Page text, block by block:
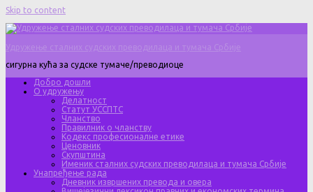
Skip to content
Удружење сталних судских преводилаца и тумача Србије
сигурна кућа за судске тумаче/преводиоце
Добро дошли
О удружењу
Делатност
Статут УССПТС
Чланство
Правилник о чланству
Кодекс професионалне етике
Ценовник
Скупштина
Именик сталних судских преводилаца и тумача Србије
Унапређење рада
Дневник извршених превода и овера